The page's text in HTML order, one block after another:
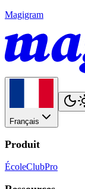
Magigram
Français
Produit
ÉcoleClubPro